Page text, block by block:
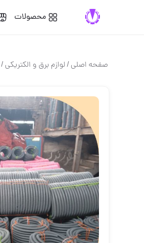
محصولات
صفحه اصلی/لوازم برق و الكتريكي/